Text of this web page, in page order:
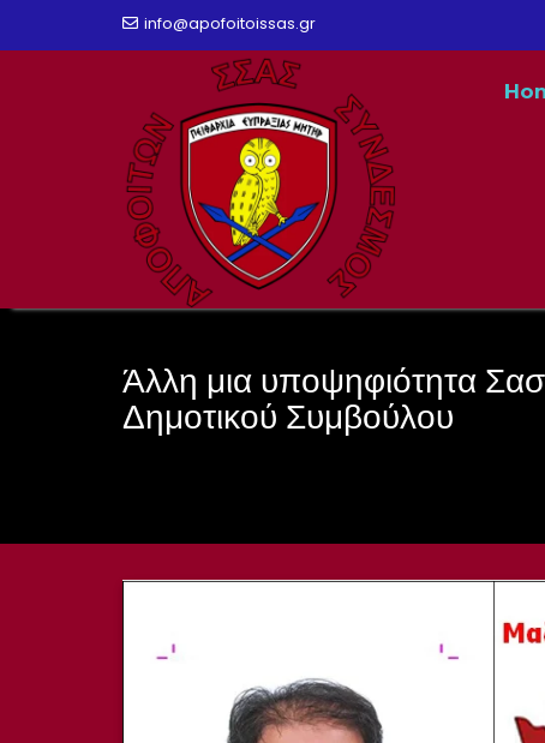
info@apofoitoissas.gr
Άλλη μια υποψηφιότητα
Δημοτικού Συμβούλου